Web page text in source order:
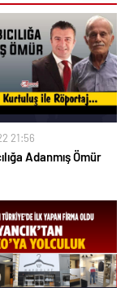
21:56
Adanmış Ömür